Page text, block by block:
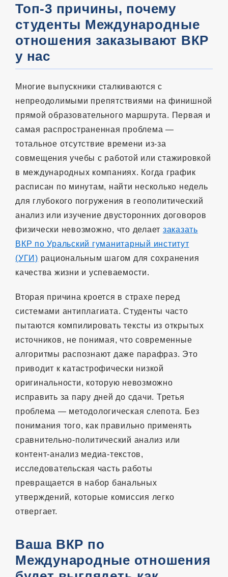
Топ-3 причины, почему
студенты Международные
отношения заказывают ВКР
у нас
Многие выпускники сталкиваются с
непреодолимыми препятствиями на финишной
прямой образовательного маршрута. Первая и
самая распространенная проблема —
тотальное отсутствие времени из-за
совмещения учебы с работой или стажировкой
в международных компаниях. Когда график
расписан по минутам, найти несколько недель
для глубокого погружения в геополитический
анализ или изучение двусторонних договоров
физически невозможно, что делает заказать
ВКР по Уральский гуманитарный институт
(УГИ) рациональным шагом для сохранения
качества жизни и успеваемости.
Вторая причина кроется в страхе перед
системами антиплагиата. Студенты часто
пытаются компилировать тексты из открытых
источников, не понимая, что современные
алгоритмы распознают даже парафраз. Это
приводит к катастрофически низкой
оригинальности, которую невозможно
исправить за пару дней до сдачи. Третья
проблема — методологическая слепота. Без
понимания того, как правильно применять
сравнительно-политический анализ или
контент-анализ медиа-текстов,
исследовательская часть работы
превращается в набор банальных
утверждений, которые комиссия легко
отвергает.
Ваша ВКР по
Международные отношения